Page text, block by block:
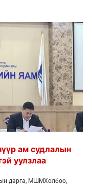
ам судлалын
уулзлаа
дарга, МШМХолбоо,